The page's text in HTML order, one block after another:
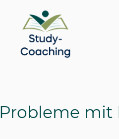
Probleme mit